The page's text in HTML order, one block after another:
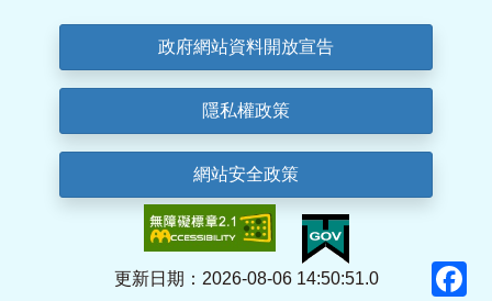
政府網站資料開放宣告
隱私權政策
網站安全政策
更新日期：2026-08-06 14:50:51.0